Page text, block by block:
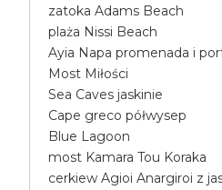
zatoka Adams Beach
plaża Nissi Beach
Ayia Napa promenada i
Most Miłości
Sea Caves jaskinie
Cape greco półwysep
Blue Lagoon
most Kamara Tou Koraka
cerkiew Agioi Anargiroi z